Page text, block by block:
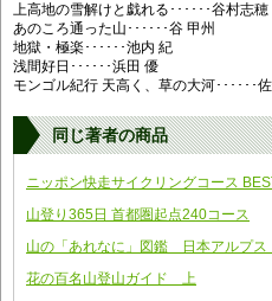
上高地の雪解けと戯れる･･････谷村志穂
あのころ通った山･･････谷 甲州
地獄・極楽･･････池内 紀
浅間好日･･････浜田 優
モンゴル紀行 天高く、草の大河･･････
同じ著者の商品
ニッポン快走サイクリングコース
山登り365日 首都圏起点240コース
山の「あれなに」図鑑 日本アルプス
花の百名山登山ガイド 上